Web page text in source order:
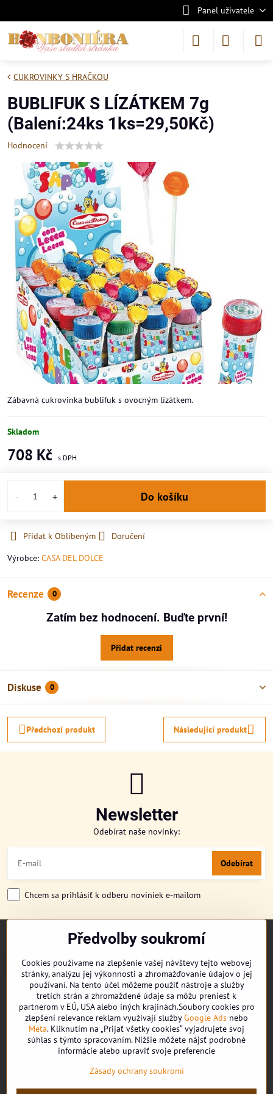
Panel uživatele
CUKROVINKY S HRAČKOU
BUBLIFUK S LÍZÁTKEM 7g
(Balení:24ks 1ks=29,50Kč)
Hodnocení
Zábavná cukrovinka bublifuk s ovocným lízátkem.
Skladom
708 Kč
Do košíku
Přidat k Oblíbeným
Doručení
Výrobce: CASA DEL DOLCE
Recenze 0
Zatím bez hodnocení. Buďte první!
Přidat recenzi
Diskuse 0
Předchozí produkt Následující produkt
Newsletter
Odebírat naše novinky:
Odebírat
Chcem sa prihlásiť k odberu noviniek e-mailom
CUKRONOVINKY
DORUČENÍ OBJEDNÁVKY
REKLAMAČNÍ ŘÁD
OBCHODNÍ PODMÍNKY
KONTAKT
Předvolby soukromí
Cookies používame na zlepšenie vašej návštevy tejto webovej
stránky, analýzu jej výkonnosti a zhromažďovanie údajov o jej
používaní. Na tento účel môžeme použiť nástroje a služby
tretích strán a zhromaždené údaje sa môžu preniesť k
partnerom v EÚ, USA alebo iných krajinách.Soubory cookies pro
zlepšení relevance reklam využívají službyGoogle Ads nebo
Meta. Kliknutím na „Prijať všetky cookies“ vyjadrujete svoj
súhlas s týmto spracovaním. Nižšie môžete nájsť podrobné
informácie alebo upraviť svoje preferencie
Zásady ochrany soukromí